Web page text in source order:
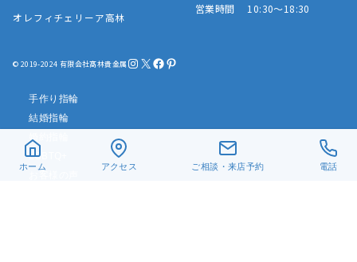
オレフィチェリーア高林
営業時間 10:30～18:30
© 2019-2024 有限会社髙林貴金属InstagramX Facebook Pinterest
手作り指輪
結婚指輪
婚約指輪
LGBTQ+
お客様の声
ホーム アクセス ご相談・来店予約 電話